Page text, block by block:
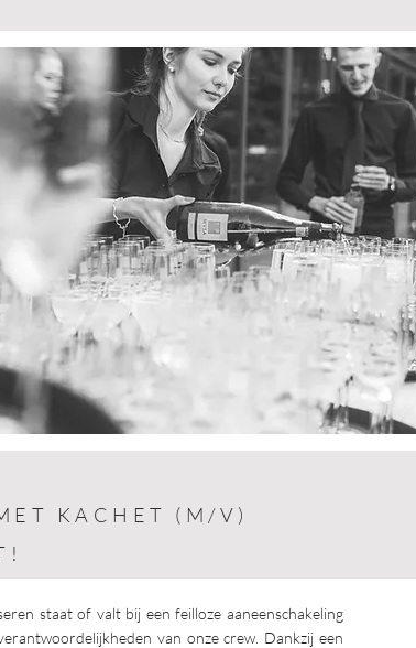
KACHET (M/V)
staat of valt bij een feilloze aaneenschakeling
van onze crew. Dankzij een